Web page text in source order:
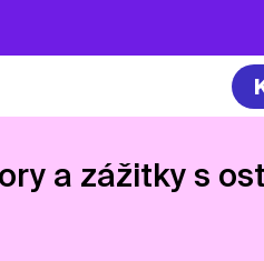
a zážitky s